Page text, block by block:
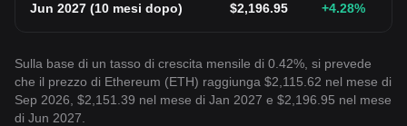
Jun 2027 (10 mesi dopo) $2,196.95 +4.28%
Sulla base di un tasso di crescita mensile di 0.42%, si prevede
che il prezzo di Ethereum (ETH) raggiunga $2,115.62 nel mese di
Sep 2026, $2,151.39 nel mese di Jan 2027 e $2,196.95 nel mese
di Jun 2027.